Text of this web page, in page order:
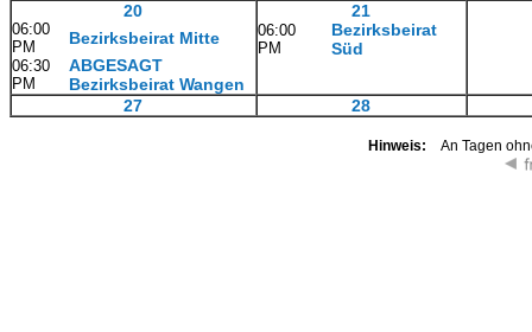
20
06:00
PM
Bezirksbeirat Mitte
06:30
PM
ABGESAGT
Bezirksbeirat Wangen
21
06:00
PM
Bezirksbeirat
Süd
27 28
Hinweis: An Tagen